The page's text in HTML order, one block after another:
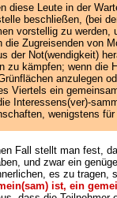
diese Leute in der
beschließen, (bei
vorstellig zu werden,
die Zugreisenden von
der Not(wendigkeit)
zu kämpfen; wenn die
anzulegen
Viertels ein
Interessens(ver)-
wenigstens
Fall stellt man fest,
und zwar ein
es zu tragen,
ist, ein